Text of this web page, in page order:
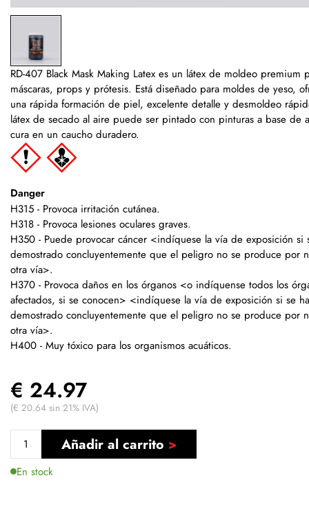
RD-407 Black Mask Making Latex es un látex de moldeo premium
máscaras, props y prótesis. Está diseñado para moldes de yeso,
una rápida formación de piel, excelente detalle y desmoldeo
látex de secado al aire puede ser pintado con pinturas a base de
cura en un caucho duradero.
Danger
H315 - Provoca irritación cutánea.
H318 - Provoca lesiones oculares graves.
H350 - Puede provocar cáncer <indíquese la vía de exposición si
demostrado concluyentemente que el peligro no se produce por
otra vía>.
H370 - Provoca daños en los órganos <o indíquense todos los
afectados, si se conocen> <indíquese la vía de exposición si se ha
demostrado concluyentemente que el peligro no se produce por
otra vía>.
H400 - Muy tóxico para los organismos acuáticos.
€ 24.97
(€ 20.64 sin 21% IVA)
Añadir al carrito
En stock